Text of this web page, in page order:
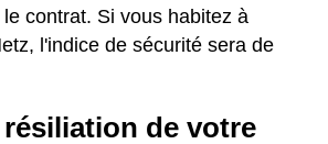
contrat. Si vous habitez à
l'indice de sécurité sera de
de votre